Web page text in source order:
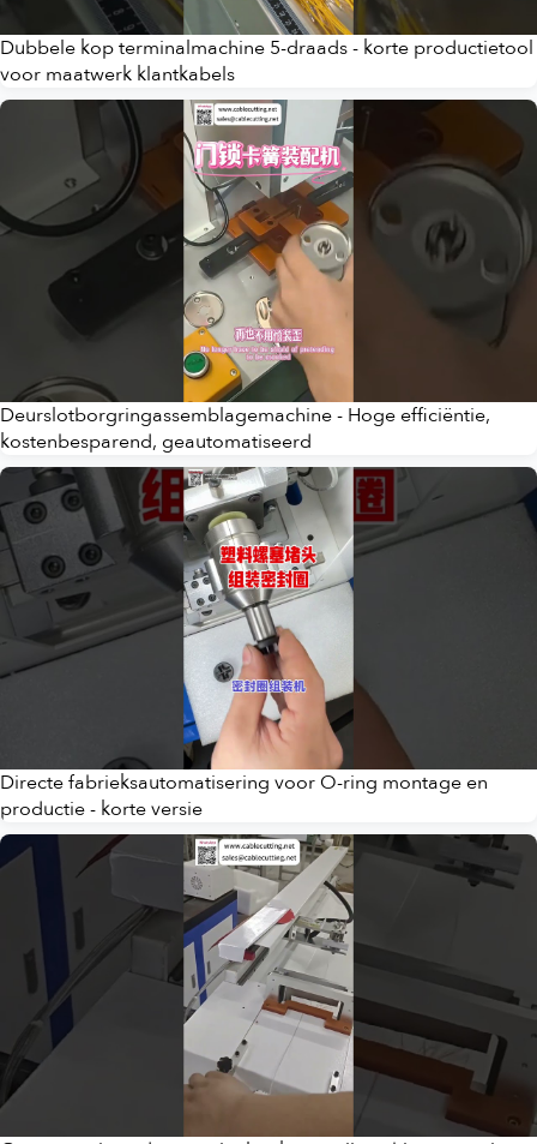
Dubbele kop terminalmachine 5-draads - korte productietool
voor maatwerk klantkabels
Deurslotborgringassemblagemachine - Hoge efficiëntie,
kostenbesparend, geautomatiseerd
Directe fabrieksautomatisering voor O-ring montage en
productie - korte versie